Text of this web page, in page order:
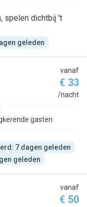
spelen dichtbij 't
geleden
vanaf
€ 33
/nacht
gasten
7 dagen geleden
geleden
vanaf
€ 50